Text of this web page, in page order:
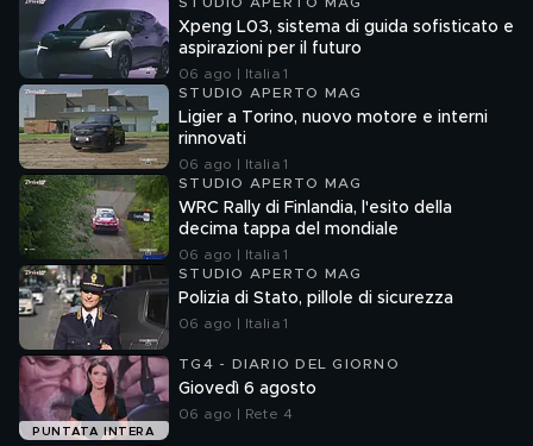
Xpeng L03, sistema di guida sofisticato e
aspirazioni per il futuro
06 ago | Italia 1
STUDIO APERTO MAG
Ligier a Torino, nuovo motore e interni
rinnovati
06 ago | Italia 1
STUDIO APERTO MAG
WRC Rally di Finlandia, l'esito della
decima tappa del mondiale
06 ago | Italia 1
STUDIO APERTO MAG
Polizia di Stato, pillole di sicurezza
06 ago | Italia 1
PUNTATA INTERA
TG4 - DIARIO DEL GIORNO
Giovedì 6 agosto
06 ago | Rete 4